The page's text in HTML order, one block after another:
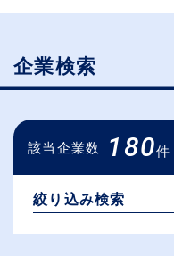
企業検索
該当企業数 180件
絞り込み検索